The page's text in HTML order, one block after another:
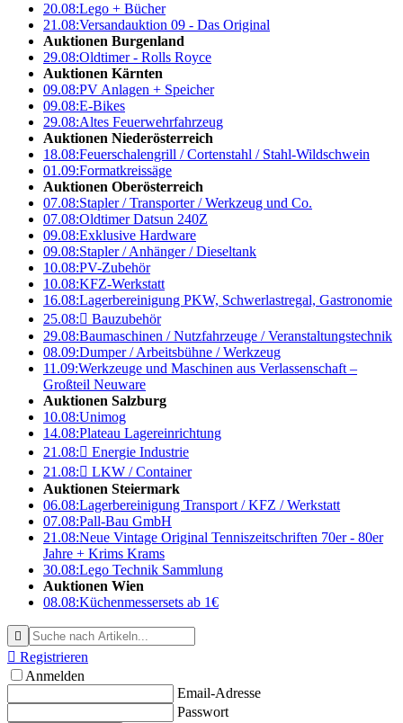
20.08:Lego + Bücher
21.08:Versandauktion 09 - Das Original
Auktionen Burgenland
29.08:Oldtimer - Rolls Royce
Auktionen Kärnten
09.08:PV Anlagen + Speicher
09.08:E-Bikes
29.08:Altes Feuerwehrfahrzeug
Auktionen Niederösterreich
18.08:Feuerschalengrill / Cortenstahl / Stahl-Wildschwein
01.09:Formatkreissäge
Auktionen Oberösterreich
07.08:Stapler / Transporter / Werkzeug und Co.
07.08:Oldtimer Datsun 240Z
09.08:Exklusive Hardware
09.08:Stapler / Anhänger / Dieseltank
10.08:PV-Zubehör
10.08:KFZ-Werkstatt
16.08:Lagerbereinigung PKW, Schwerlastregal, Gastronomie
25.08: Bauzubehör
29.08:Baumaschinen / Nutzfahrzeuge / Veranstaltungstechnik
08.09:Dumper / Arbeitsbühne / Werkzeug
11.09:Werkzeuge und Maschinen aus Verlassenschaft –
Großteil Neuware
Auktionen Salzburg
10.08:Unimog
14.08:Plateau Lagereinrichtung
21.08: Energie Industrie
21.08: LKW / Container
Auktionen Steiermark
06.08:Lagerbereinigung Transport / KFZ / Werkstatt
07.08:Pall-Bau GmbH
21.08:Neue Vintage Original Tenniszeitschriften 70er - 80er
Jahre + Krims Krams
30.08:Lego Technik Sammlung
Auktionen Wien
08.08:Küchenmessersets ab 1€

 Registrieren
Anmelden
Email-Adresse
Passwort